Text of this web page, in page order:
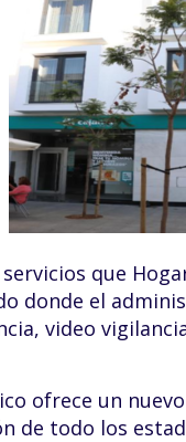
que
donde el
video
ofrece un
de todo los